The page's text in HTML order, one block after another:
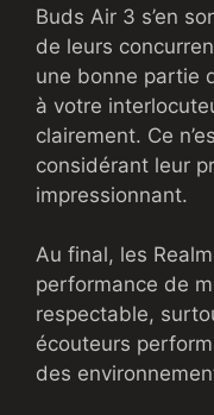
Buds Air 3 s’en
de leurs
une bonne partie
à votre
clairement. Ce
considérant leur
impressionnant.
Au final, les
performance de
respectable,
écouteurs
des